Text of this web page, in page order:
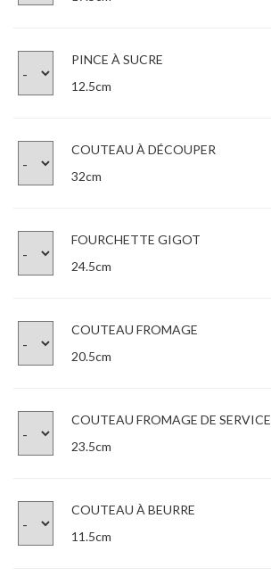
PINCE À SUCRE
12.5cm
COUTEAU À DÉCOUPER
32cm
FOURCHETTE GIGOT
24.5cm
COUTEAU FROMAGE
20.5cm
COUTEAU FROMAGE DE SERVICE
23.5cm
COUTEAU À BEURRE
11.5cm